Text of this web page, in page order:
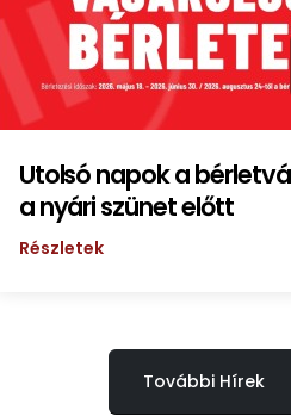
Utolsó napok a
a nyári szünet előtt
Részletek
További Hírek